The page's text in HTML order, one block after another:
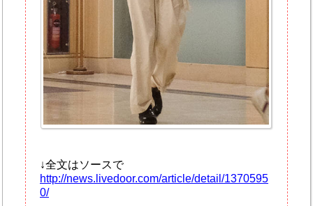
↓全文はソースで
http://news.livedoor.com/article/detail/1370595
0/